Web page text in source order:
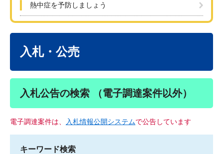
熱中症を予防しましょう
入札・公売
入札公告の検索 （電子調達案件以外）
電子調達案件は、 入札情報公開システムで公告しています
キーワード検索